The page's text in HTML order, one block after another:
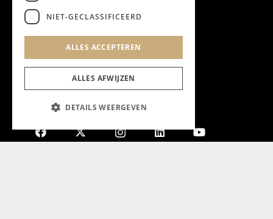
NIET-GECLASSIFICEERD
ALLES ACCEPTEREN
ALLES AFWIJZEN
DETAILS WEERGEVEN